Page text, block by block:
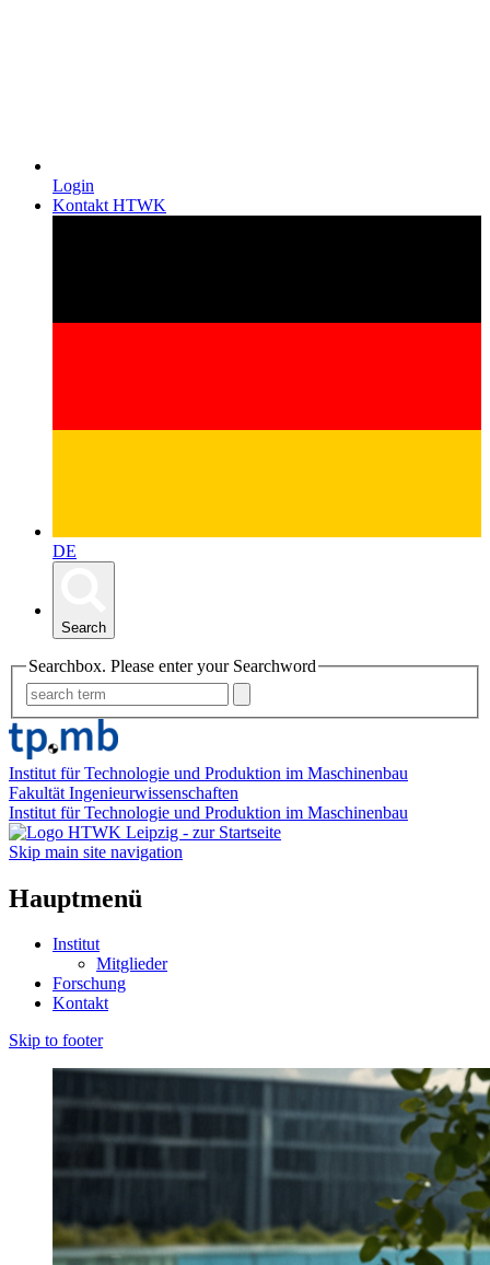
Login
Kontakt HTWK
DE
Search
Searchbox. Please enter your Searchword
Institut für Technologie und Produktion im Maschinenbau
Fakultät Ingenieurwissenschaften
Institut für Technologie und Produktion im Maschinenbau
Skip main site navigation
Hauptmenü
Institut
Mitglieder
Forschung
Kontakt
Skip to footer